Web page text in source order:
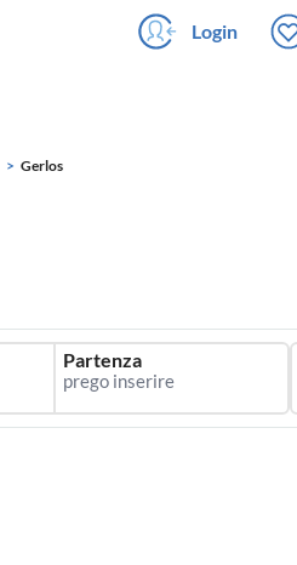
Login
Gerlos
Partenza